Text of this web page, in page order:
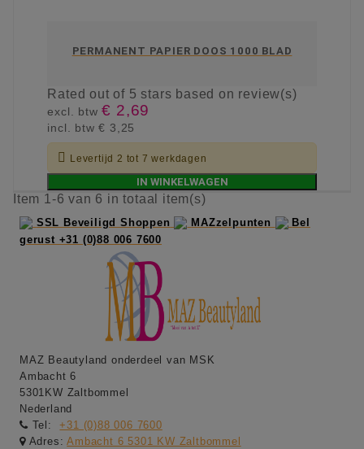
PERMANENT PAPIER DOOS 1000 BLAD
Ratedout of 5 stars based on review(s)
excl. btw€ 2,69
incl. btw€ 3,25
 Levertijd 2 tot 7 werkdagen
IN WINKELWAGEN
Item 1-6 van 6 in totaal item(s)
SSL Beveiligd Shoppen MAZzelpunten
Bel
gerust +31 (0)88 006 7600
MAZ Beautyland onderdeel van MSK
Ambacht 6
5301KW Zaltbommel
Nederland
Tel:
+31 (0)88 006 7600
Adres:Ambacht 6 5301 KW Zaltbommel